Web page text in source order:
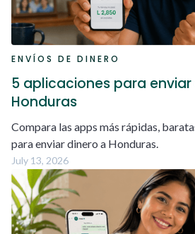
ENVÍOS DE DINERO
5 aplicaciones para enviar
Honduras
Compara las apps más rápidas,
para enviar dinero a Honduras.
July 13, 2026